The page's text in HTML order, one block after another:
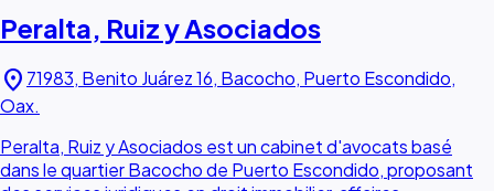
Peralta, Ruiz y Asociados
location_on 71983, Benito Juárez 16, Bacocho, Puerto Escondido,
Oax.
Peralta, Ruiz y Asociados est un cabinet d'avocats basé
dans le quartier Bacocho de Puerto Escondido, proposant